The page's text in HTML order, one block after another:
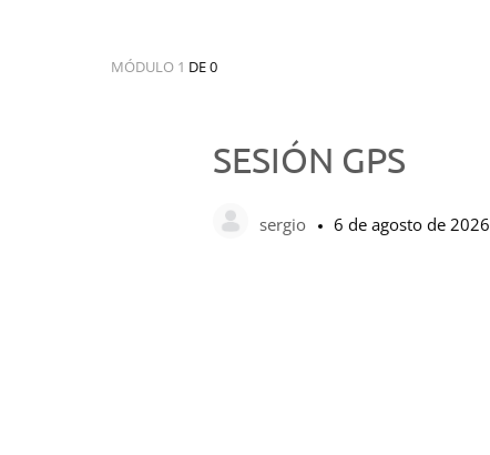
MÓDULO 1 DE 0
SESIÓN GPS
sergio 6 de agosto de 2026